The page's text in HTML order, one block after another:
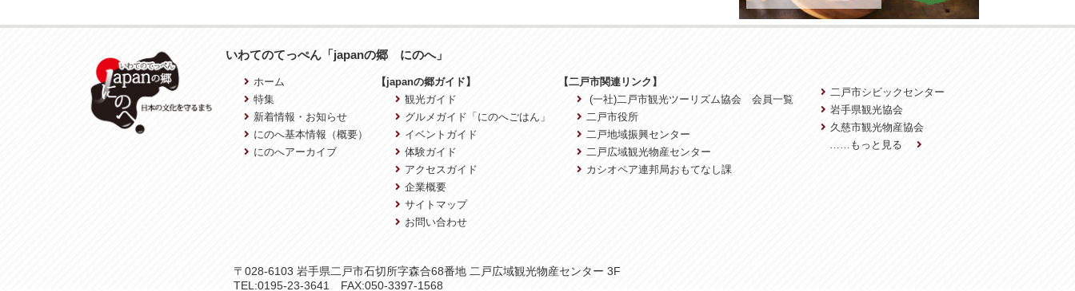
いわてのてっぺん「japanの郷 にのへ」
ホーム
特集
新着情報・お知らせ
にのへ基本情報（概要）
にのへアーカイブ
【japanの郷ガイド】
観光ガイド
グルメガイド「にのへごはん」
イベントガイド
体験ガイド
アクセスガイド
企業概要
サイトマップ
お問い合わせ
【二戸市関連リンク】
(一社)二戸市観光ツーリズム協会 会員一覧
二戸市役所
二戸地域振興センター
二戸広域観光物産センター
カシオペア連邦局おもてなし課
二戸市シビックセンター
岩手県観光協会
久慈市観光物産協会
……もっと見る
〒028-6103 岩手県二戸市石切所字森合68番地 二戸広域観光物産センター 3F
TEL:0195-23-3641 FAX:050-3397-1568